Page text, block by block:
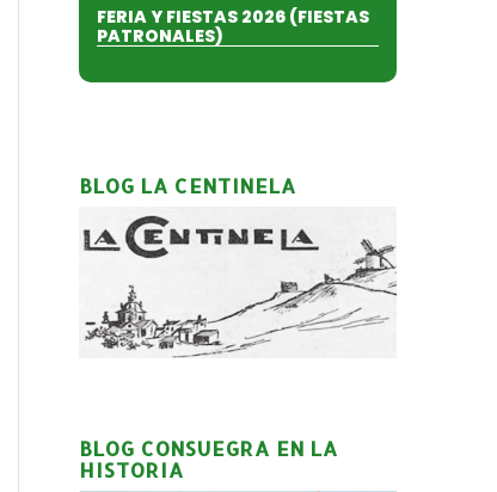
FERIA Y FIESTAS 2026 (FIESTAS
PATRONALES)
BLOG LA CENTINELA
BLOG CONSUEGRA EN LA
HISTORIA